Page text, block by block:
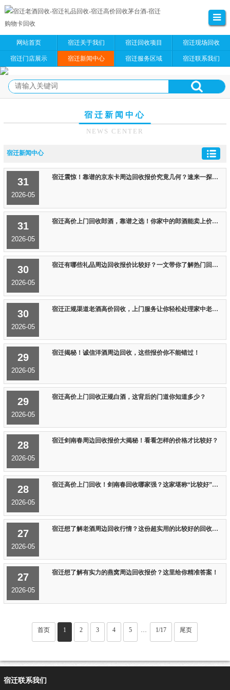
网站首页 宿迁关于我们 宿迁回收项目 宿迁现场回收
宿迁门店展示 宿迁新闻中心 宿迁服务区域 宿迁联系我们
宿迁新闻中心
NEWS CENTER
宿迁新闻中心
31
2026-05
宿迁震惊！靠谱的京东卡周边回收报价究竟几何？速来一探究竟
31
2026-05
宿迁高价上门回收郎酒，靠谱之选！你家中的郎酒能卖上价啦！
30
2026-05
宿迁有哪些礼品周边回收报价比较好？一文带你了解热门回收行情！
30
2026-05
宿迁正规渠道老酒高价回收，上门服务让你轻松处理家中老酒！
29
2026-05
宿迁揭秘！诚信洋酒周边回收，这些报价你不能错过！
29
2026-05
宿迁高价上门回收正规白酒，这背后的门道你知道多少？
28
2026-05
宿迁剑南春周边回收报价大揭秘！看看怎样的价格才比较好？
28
2026-05
宿迁高价上门回收！剑南春回收哪家强？这家堪称“比较好”之选
27
2026-05
宿迁想了解老酒周边回收行情？这份超实用的比较好的回收报价来了！
27
2026-05
宿迁想了解有实力的燕窝周边回收报价？这里给你精准答案！
首页 1 2 3 4 5 ··· 1/17 尾页
宿迁联系我们